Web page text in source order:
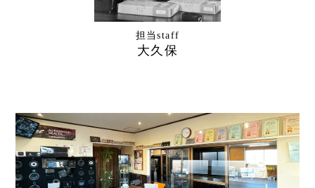
担当staff
大久保